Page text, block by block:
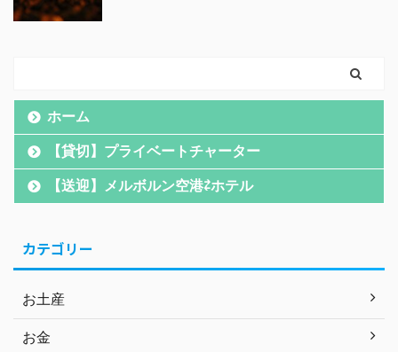
ホーム
【貸切】プライベートチャーター
【送迎】メルボルン空港⇄ホテル
カテゴリー
お土産
お金